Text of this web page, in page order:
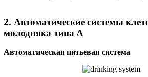
2. Автоматические системы
молодняка типа А
Автоматическая питьевая система